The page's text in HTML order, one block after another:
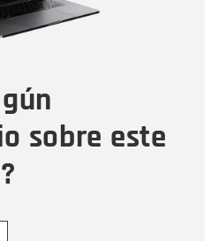
sobre este